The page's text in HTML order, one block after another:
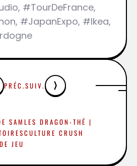
#TourDeFrance,
#JapanExpo, #Ikea,
PRÉC.SUIV.
SAM
DE JEU
LES DRAGON-THÉ |
CULTURE CRUSH